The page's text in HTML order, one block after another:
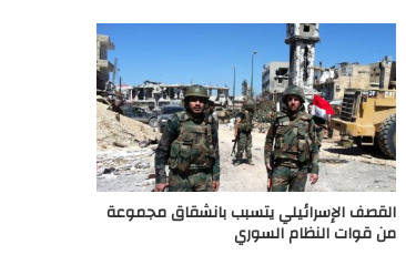
القصف الإسرائيلي يتسبب بانشقاق مجموعة
من قوات النظام السوري